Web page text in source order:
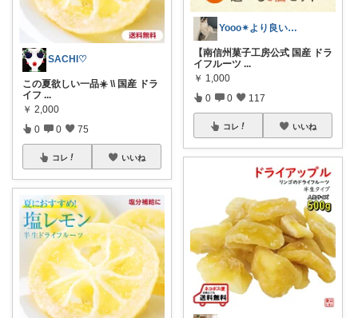
SACHI♡
この夏欲しい一品☀️ \\ 国産 ドラ
イフ ...
￥ 2,000
0 0 75
コレ いいね
Yooo✴︎より良い暮らし✴︎
【南信州菓子工房公式 国産 ドラ
イフルーツ ...
￥ 1,000
0 0 117
コレ いいね